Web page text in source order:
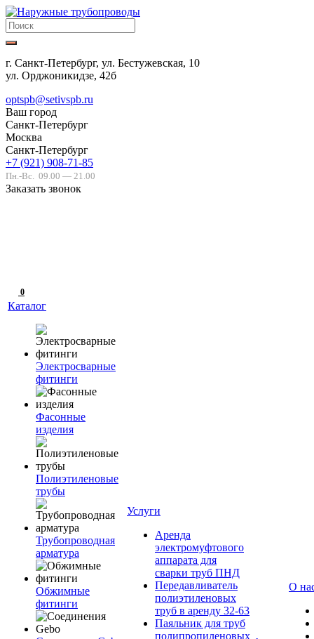
г. Санкт-Петербург, ул. Бестужевская, 10
ул. Орджоникидзе, 42б
optspb@setivspb.ru
Ваш город
Санкт-Петербург
Москва
Санкт-Петербург
+7 (921) 908-71-85
Пн.-Вс. 09.00 — 21.00
Заказать звонок
0
Каталог
Электросварные
фитинги
Фасонные
изделия
Полиэтиленовые
трубы
Трубопроводная
арматура
Обжимные
фитинги
Услуги
Аренда
электромуфтового
аппарата для
сварки труб ПНД
Передавливатель
полиэтиленовых
труб в аренду 32-63
Паяльник для труб
полипропиленовых
О